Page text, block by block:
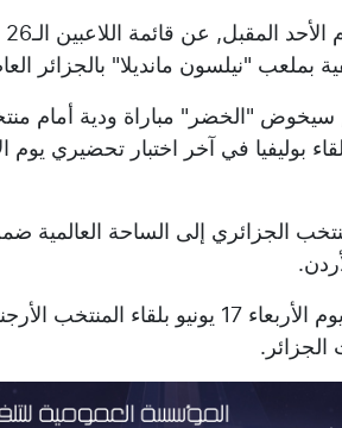
الجزائري إلى الساحة
وسيستهل "الخضر" مشوارهم في البطولة يوم
الجزائر.